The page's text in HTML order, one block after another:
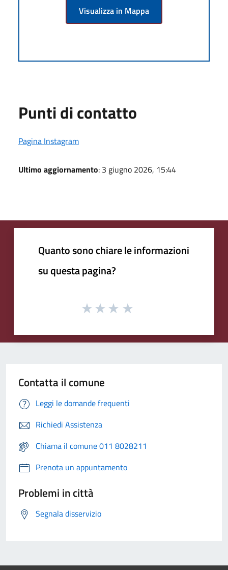
Visualizza in Mappa
Punti di contatto
Pagina Instagram
Ultimo aggiornamento: 3 giugno 2026, 15:44
Quanto sono chiare le informazioni
su questa pagina?
Contatta il comune
Leggi le domande frequenti
Richiedi Assistenza
Chiama il comune 011 8028211
Prenota un appuntamento
Problemi in città
Segnala disservizio